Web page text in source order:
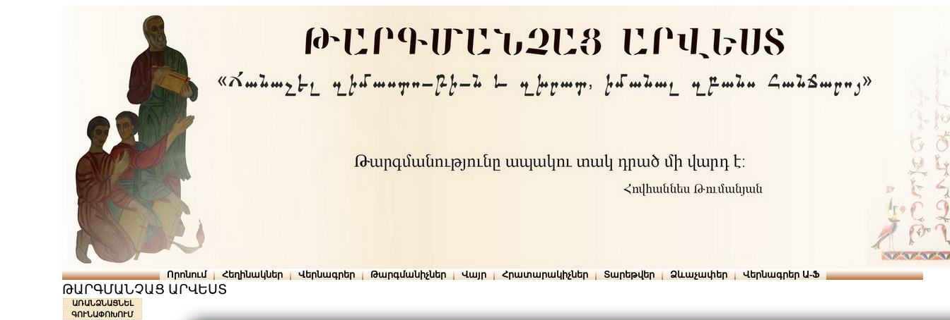
Որոնում Հեղինակներ Վերնագրեր Թարգմանիչներ Վայր Հրատարակիչներ Տարեթվեր Ձևաչափեր Վերնագրեր Ա-Ֆ
ԹԱՐԳՄԱՆՉԱՑ ԱՐՎԵՍՏ
ԱՌԱՆՁՆԱՑՆԵԼ
ԳՈՒՆԱՓՈԽՈՒՄ